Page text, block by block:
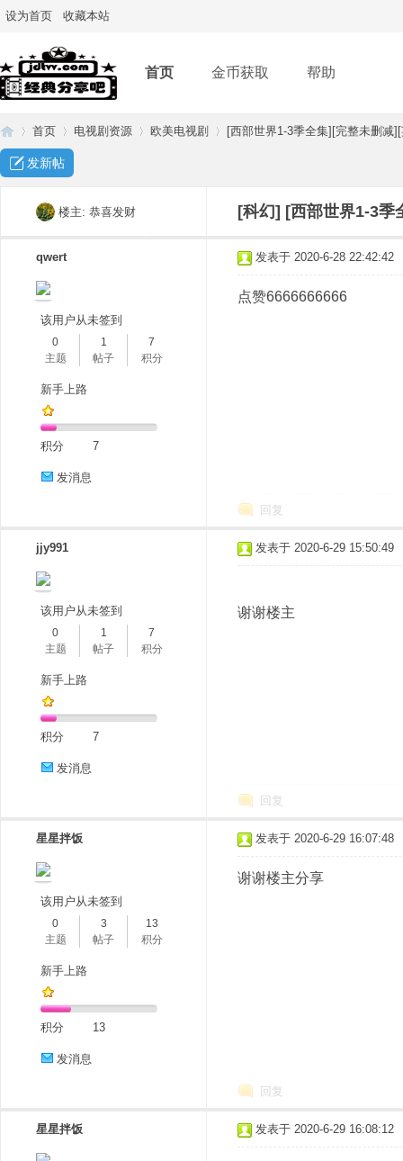
设为首页 收藏本站
首页 金币获取 帮助
首页
›
电视剧资源
›
欧美电视剧 [西部世界1-3季全集][完整未删减
发新帖
楼主: 恭喜发财 [科幻] [西部世界1-3
qwert
该用户从未签到
0
主题
1
帖子
7
积分
新手上路
积分 7
发消息
发表于 2020-6-28 22:42:42
点赞6666666666
回复
jjy991
该用户从未签到
0
主题
1
帖子
7
积分
新手上路
积分 7
发消息
发表于 2020-6-29 15:50:49
谢谢楼主
回复
星星拌饭
该用户从未签到
0
主题
3
帖子
13
积分
新手上路
积分 13
发消息
发表于 2020-6-29 16:07:48
谢谢楼主分享
回复
星星拌饭 发表于 2020-6-29 16:08:12